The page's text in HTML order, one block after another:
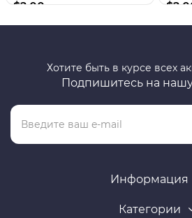
$2.00
Хотите быть в курсе всех
Подпишитесь на
Информация
Категории